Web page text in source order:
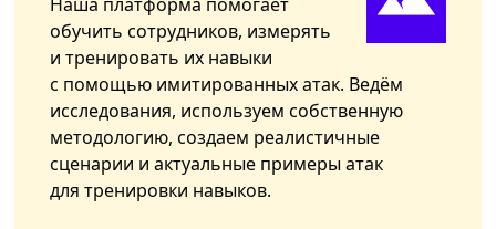
обучить сотрудников, измерять
и тренировать их навыки
с помощью имитированных атак. Ведём
исследования, используем собственную
методологию, создаем реалистичные
сценарии и актуальные примеры атак
для тренировки навыков.